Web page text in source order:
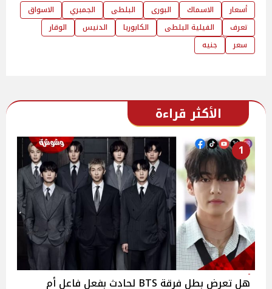
أسعار الاسماك البورى البلطى الجمبري
الاسواق
تعرف
الفيلية البلطى الكابوريا الدنيس
الوقار
سعر
جنيه
الأكثر قراءة
1
هل تعرض بطل فرقة BTS لحادث بفعل فاعل أم